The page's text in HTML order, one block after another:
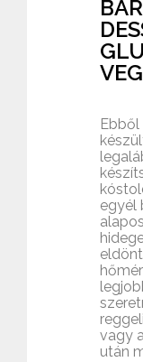
egyél
vagy
után